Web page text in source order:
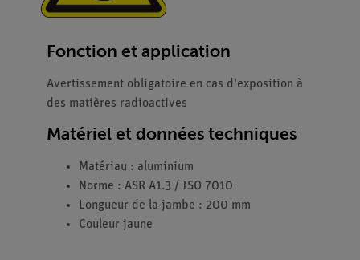
Fonction et application
Avertissement obligatoire en cas d'exposition à
des matières radioactives
Matériel et données techniques
Matériau : aluminium
Norme : ASR A1.3 / ISO 7010
Longueur de la jambe : 200 mm
Couleur jaune